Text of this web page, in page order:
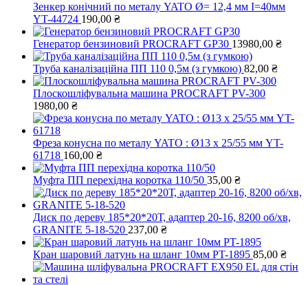
Зенкер конічний по металу YATO Ø= 12,4 мм І=40мм
YT-44724 190,00 ₴
Генератор бензиновий PROCRAFT GP30 13980,00 ₴
Труба каналізаційна ПП 110 0,5м (з гумкою) 82,00 ₴
Плоскошліфувальна машина PROCRAFT PV-300
1980,00 ₴
Фреза конусна по металу YATO : Ø13 x 25/55 мм YT-
61718 160,00 ₴
Муфта ПП перехідна коротка 110/50 35,00 ₴
Диск по дереву 185*20*20Т, адаптер 20-16, 8200 об/хв,
GRANITE 5-18-520 237,00 ₴
Кран шаровий латунь на шланг 10мм PT-1895 85,00 ₴